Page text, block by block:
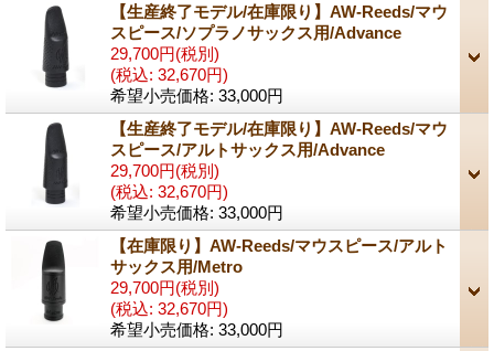
【生産終了モデル/在庫限り】AW-Reeds/マウ
スピース/ソプラノサックス用/Advance
29,700円(税別)
(税込: 32,670円)
希望小売価格: 33,000円
【生産終了モデル/在庫限り】AW-Reeds/マウ
スピース/アルトサックス用/Advance
29,700円(税別)
(税込: 32,670円)
希望小売価格: 33,000円
【在庫限り】AW-Reeds/マウスピース/アルト
サックス用/Metro
29,700円(税別)
(税込: 32,670円)
希望小売価格: 33,000円